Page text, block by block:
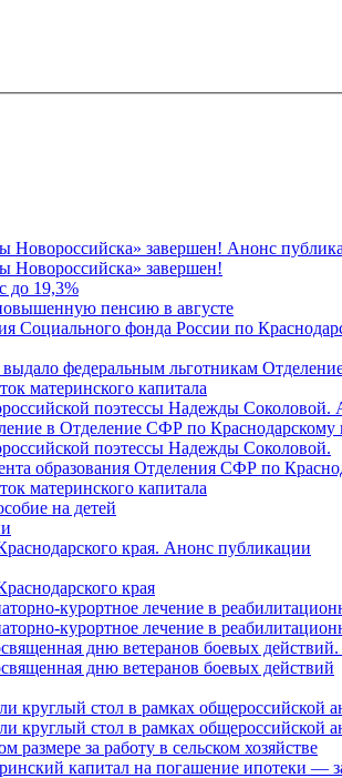
Новороссийска» завершен! Анонс
Новороссийска» завершен!
до 19,3%
пенсию в августе
фонда России по
федеральным льготникам
материнского капитала
поэтессы Надежды
в Отделение СФР по
поэтессы Надежды Соколовой.
образования Отделения СФР по
материнского капитала
на детей
края. Анонс публикации
края
курортное лечение в
курортное лечение в
дню ветеранов боевых
дню ветеранов боевых действий
круглый стол в рамках
круглый стол в рамках общероссийской
за работу в сельском хозяйстве
капитал на погашение ипотеки